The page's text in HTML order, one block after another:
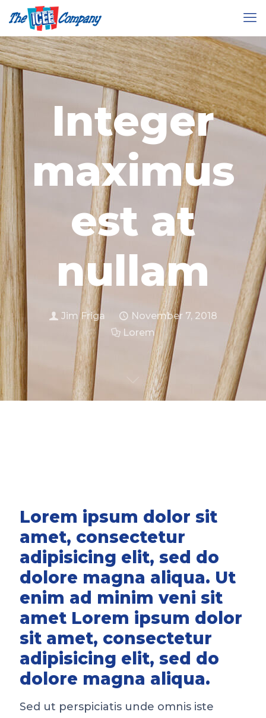
Integer
maximus
est at
nullam
Jim Friga
November 7, 2018
Lorem
Lorem ipsum dolor sit
amet, consectetur
adipisicing elit, sed do
dolore magna aliqua. Ut
enim ad minim veni sit
amet Lorem ipsum dolor
sit amet, consectetur
adipisicing elit, sed do
dolore magna aliqua.
Sed ut perspiciatis unde omnis iste